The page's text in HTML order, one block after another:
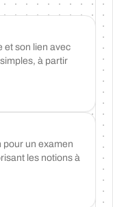
et son lien avec
à partir
pour un examen
les notions à